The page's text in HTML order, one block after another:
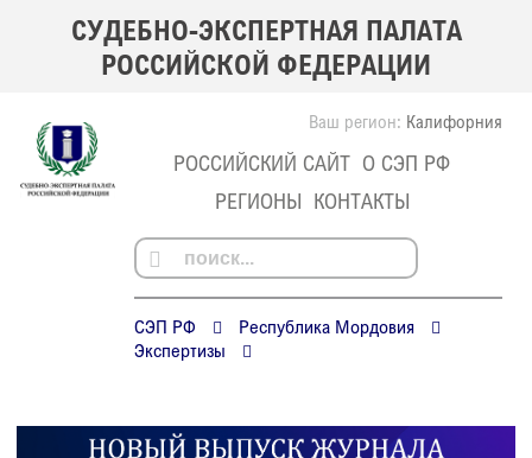
СУДЕБНО-ЭКСПЕРТНАЯ ПАЛАТА
РОССИЙСКОЙ ФЕДЕРАЦИИ
Ваш регион: Калифорния
РОССИЙСКИЙ САЙТ О СЭП РФ
РЕГИОНЫ КОНТАКТЫ
СЭП РФ
Республика Мордовия
Экспертизы